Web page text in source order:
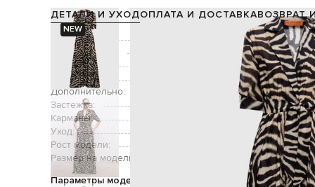
NEW
ДЕТАЛИ И УХОДОПЛАТА И ДОСТАВКАВОЗВРАТ
Состав:
Производство:
Цвет:
Декор:
Дополнительно:
Застежка:
Карманы:
Уход:
ручная или
Рост модели:
Размер на модели:
Параметры модели